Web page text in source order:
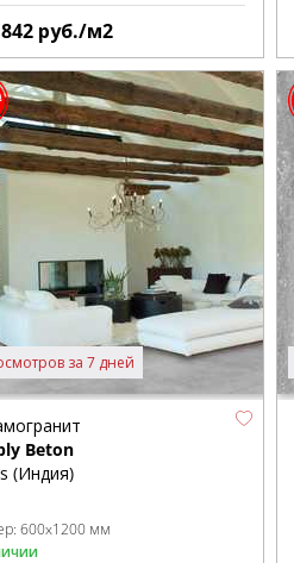
руб./м2
за 7 дней
Beton
(Индия)
600x1200 мм